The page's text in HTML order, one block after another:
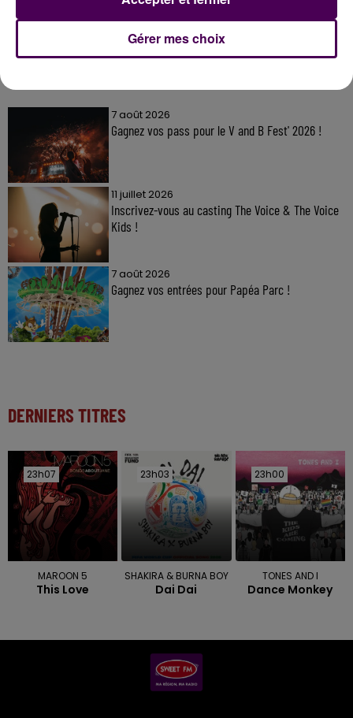
7 août 2026
Gagnez vos pass pour le V and B Fest' 2026 !
11 juillet 2026
Inscrivez-vous au casting The Voice & The Voice
Kids !
7 août 2026
Gagnez vos entrées pour Papéa Parc !
DERNIERS TITRES
23h07
23h07
MAROON 5
This Love
23h03
23h03
SHAKIRA & BURNA BOY
Dai Dai
23h00
23h00
TONES AND I
Dance Monkey
Gérer mes choix